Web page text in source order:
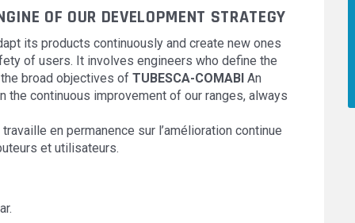
OF OUR DEVELOPMENT STRATEGY
its products continuously and create new ones
of users. It involves engineers who define the
broad objectives of TUBESCA-COMABI An
continuous improvement of our ranges, always
travaille en permanence sur l’amélioration continue
et utilisateurs.